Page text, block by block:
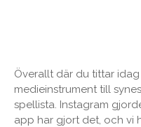
Överallt där du tittar
medieinstrument till
spellista. Instagram
app har gjort det, och vi